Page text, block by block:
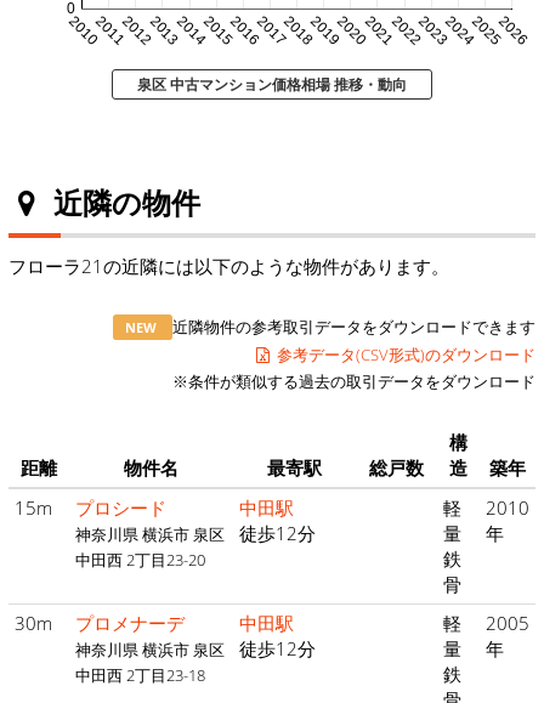
20102011201220132014201520162017201820192020202120222023202420252026
0
泉区 中古マンション価格相場 推移・動向
近隣の物件
フローラ21の近隣には以下のような物件があります。
NEW
近隣物件の参考取引データをダウンロードできます
参考データ(CSV形式)のダウンロード
※条件が類似する過去の取引データをダウンロード
距離 物件名 最寄駅 総戸数
構
造
築年
15m
プロシード
神奈川県 横浜市 泉区
中田西 2丁目23-20
中田駅
徒歩12分
軽
量
鉄
骨
2010
年
30m プロメナーデ
神奈川県 横浜市 泉区
中田西 2丁目23-18
中田駅
徒歩12分
軽
量
鉄
2005
年